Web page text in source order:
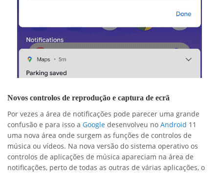
Novos controlos de reprodução e captura de ecrã
Por vezes a área de notificações pode parecer uma grande
confusão e para isso a Google desenvolveu no Android 11
uma nova área onde surgem as funções de controlos de
música ou vídeos. Na nova versão do sistema operativo os
controlos de aplicações de música apareciam na área de
notificações, perto de todas as outras de várias aplicações, o